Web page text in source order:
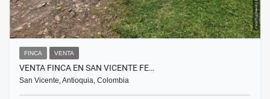
FINCA VENTA
VENTA FINCA EN SAN VICENTE FE…
San Vicente, Antioquia, Colombia